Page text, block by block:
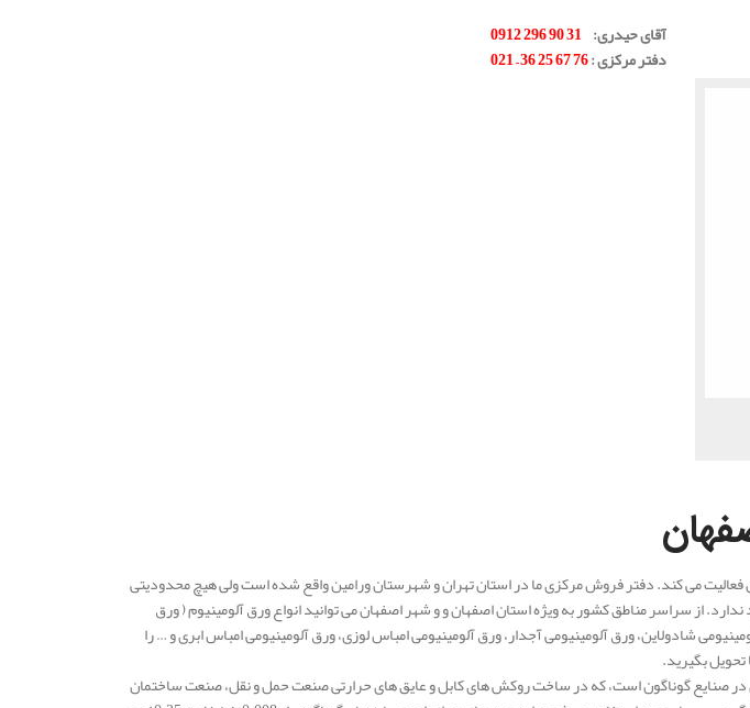
آقای حیدری:
31 90 296 0912
دفتر مرکزی:
76 67 25 36 – 021
فعالیت می کند. دفتر فروش مرکزی ما در استان تهران و شهرستان ورامین واقع شده است ولی هیچ محدودیتی
از سراسر مناطق کشور به ویژه استان اصفهان و و شهر اصفهان می توانید انواع ورق آلومینیوم ( ورق
شادولاین، ورق آلومینیومی آجدار، ورق آلومینیومی امباس لوزی، ورق آلومینیومی امباس ابری و … را
بگیرید.
در صنایع گوناگون است، که در ساخت روکش های کابل و عایق های حرارتی صنعت حمل و نقل، صنعت ساختمان